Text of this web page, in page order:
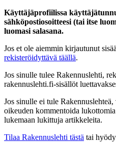
Käyttäjäprofiilissa
sähköpostiosoitteesi (tai itse
luomasi salasana.
Jos et ole aiemmin kirjautunut
rekisteröidyttävä täällä.
Jos sinulle tulee Rakennuslehti,
rakennuslehti.fi-sisällöt
Jos sinulle ei tule
oikeuden kommentoida
lukemaan lukittuja artikkeleita.
Tilaa Rakennuslehti tästä tai